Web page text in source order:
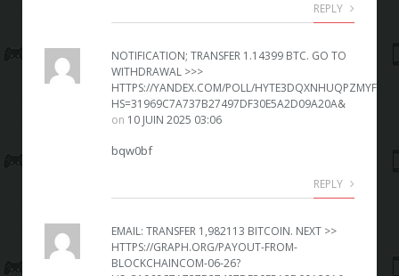
REPLY
NOTIFICATION; TRANSFER 1.14399 BTC. GO TO
WITHDRAWAL >>>
HTTPS://YANDEX.COM/POLL/
HS=31969C7A737B27497DF30E5A2D09A20A&
on 10 JUIN 2025 03:06
bqw0bf
REPLY
EMAIL: TRANSFER 1,982113 BITCOIN. NEXT >>
HTTPS://GRAPH.ORG/PAYOUT-FROM-
BLOCKCHAINCOM-06-26?